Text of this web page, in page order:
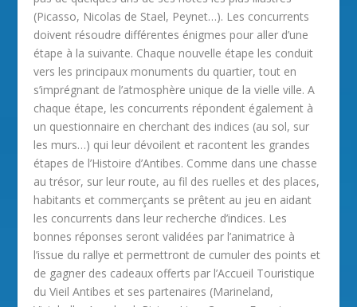
(Picasso, Nicolas de Stael, Peynet…). Les concurrents
doivent résoudre différentes énigmes pour aller d’une
étape à la suivante. Chaque nouvelle étape les conduit
vers les principaux monuments du quartier, tout en
s’imprégnant de l’atmosphère unique de la vielle ville. A
chaque étape, les concurrents répondent également à
un questionnaire en cherchant des indices (au sol, sur
les murs…) qui leur dévoilent et racontent les grandes
étapes de l’Histoire d’Antibes. Comme dans une chasse
au trésor, sur leur route, au fil des ruelles et des places,
habitants et commerçants se prêtent au jeu en aidant
les concurrents dans leur recherche d’indices. Les
bonnes réponses seront validées par l’animatrice à
l’issue du rallye et permettront de cumuler des points et
de gagner des cadeaux offerts par l’Accueil Touristique
du Vieil Antibes et ses partenaires (Marineland,